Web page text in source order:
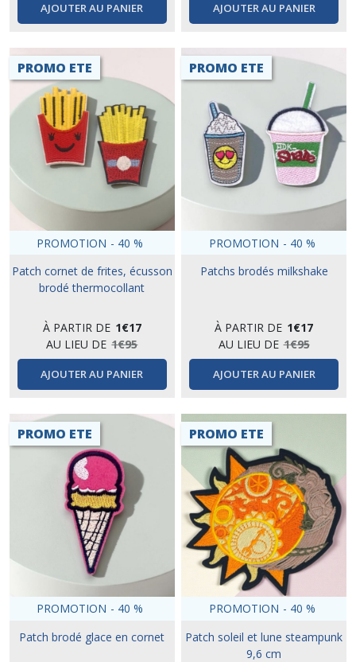
AJOUTER AU PANIER AJOUTER AU PANIER
PROMO ETE
PROMOTION - 40 %
Patch cornet de frites, écusson
brodé thermocollant
À PARTIR DE 1€17
AU LIEU DE 1€95
AJOUTER AU PANIER
PROMO ETE
PROMOTION - 40 %
Patchs brodés milkshake
À PARTIR DE 1€17
AU LIEU DE 1€95
AJOUTER AU PANIER
PROMO ETE
PROMOTION - 40 %
Patch brodé glace en cornet
PROMO ETE
PROMOTION - 40 %
Patch soleil et lune steampunk
9,6 cm